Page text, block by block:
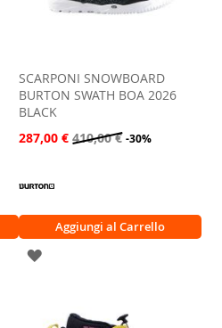
SCARPONI SNOWBOARD
BURTON SWATH BOA 2026
BLACK
287,00 € 410,00 € -30%
Aggiungi al Carrello
AGGIUNGI
LISTA